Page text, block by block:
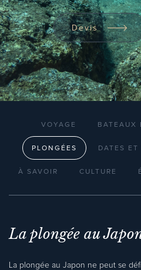
UNIVERS
Devis
VOYAGE BATEAUX
PLONGÉES DATES ET
À SAVOIR CULTURE
La plongée au
La plongée au Japon ne peut se